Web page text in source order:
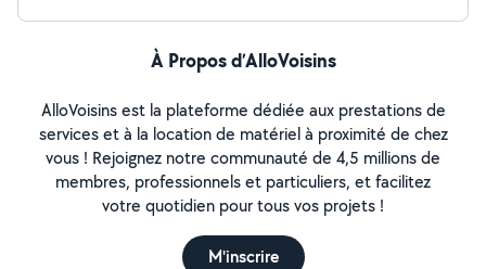
À Propos d’AlloVoisins
AlloVoisins est la plateforme dédiée aux prestations de
services et à la location de matériel à proximité de chez
vous ! Rejoignez notre communauté de 4,5 millions de
membres, professionnels et particuliers, et facilitez
votre quotidien pour tous vos projets !
M'inscrire